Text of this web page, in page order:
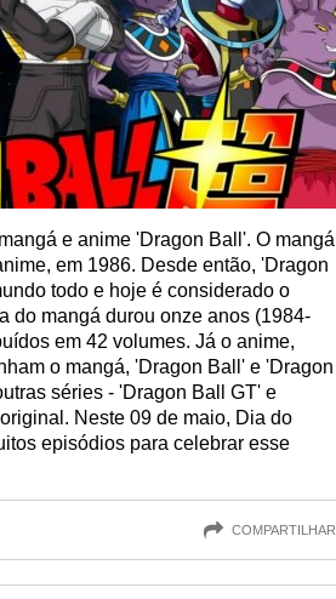
e anime 'Dragon Ball'. O mangá
em 1986. Desde então, 'Dragon
todo e hoje é considerado o
do mangá durou onze anos (1984-
em 42 volumes. Já o anime,
o mangá, 'Dragon Ball' e 'Dragon
séries - 'Dragon Ball GT' e
Neste 09 de maio, Dia do
episódios para celebrar esse
COMPARTILHAR